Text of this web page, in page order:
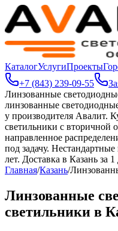
КаталогУслугиПроекты
+7 (843) 239-09-55
Линзованные
линзованные
у производителя Авалит.
светильники с вторичной
направленное
под задачу.
лет. Доставка в Казань за 1
Главная/Казань/
Линзованные
светильники в